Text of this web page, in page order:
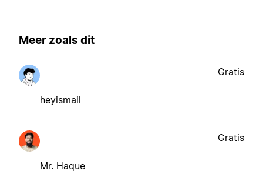
Meer zoals dit
heyismail
Gratis
Mr. Haque
Gratis